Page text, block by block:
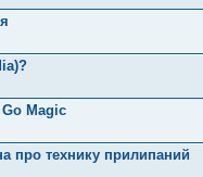
Magic
про технику прилипаний